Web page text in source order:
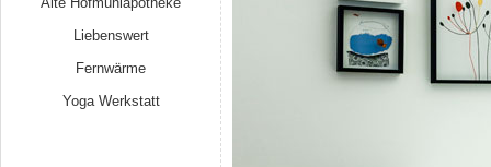
Liebenswert
Fernwärme
Yoga Werkstatt